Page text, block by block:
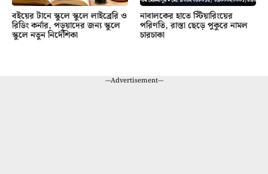
বইয়ের টানে স্কুলে স্কুলে লাইব্রেরি ও
রিডিং কর্নার, পড়ুয়াদের জন্য স্কুলে
স্কুলে নতুন নির্দেশিকা
নাবালকের হাতে স্টিয়ারিংয়ের
পরিণতি, রাস্তা ছেড়ে পুকুরে নামল
চারচাকা
---Advertisement---